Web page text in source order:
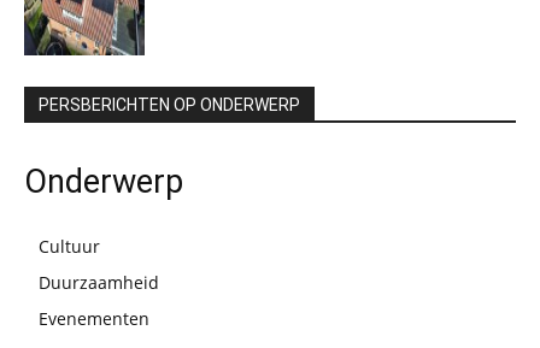
PERSBERICHTEN OP ONDERWERP
Onderwerp
Cultuur
Duurzaamheid
Evenementen